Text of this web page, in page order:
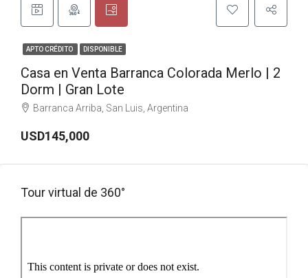
APTO CRÉDITO DISPONIBLE
Casa en Venta Barranca Colorada Merlo | 2
Dorm | Gran Lote
Barranca Arriba, San Luis, Argentina
USD145,000
Tour virtual de 360​​°